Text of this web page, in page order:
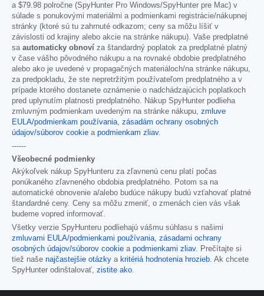
a $79.98 polročne (SpyHunter Pro Windows/SpyHunter pre Mac) v
súlade s ponukovými materiálmi a podmienkami registrácie/nákupnej
stránky (ktoré sú tu zahrnuté odkazom; ceny sa môžu líšiť v
závislosti od krajiny alebo akcie na stránke nákupu). Vaše predplatné
sa automaticky obnoví za štandardný poplatok za predplatné platný
v čase vášho pôvodného nákupu a na rovnaké obdobie predplatného
alebo ako je uvedené v propagačných materiáloch/na stránke nákupu,
za predpokladu, že ste nepretržitým používateľom predplatného a v
prípade ktorého dostanete oznámenie o nadchádzajúcich poplatkoch
pred uplynutím platnosti predplatného. Nákup SpyHunter podlieha
zmluvným podmienkam uvedeným na stránke nákupu, zmluve
EULA/podmienkam používania, zásadám ochrany osobných
údajov/súborov cookie a podmienkam zliav.
------
Všeobecné podmienky
Akýkoľvek nákup SpyHunteru za zľavnenú cenu platí počas
ponúkaného zľavneného obdobia predplatného. Potom sa na
automatické obnovenie a/alebo budúce nákupy budú vzťahovať platné
štandardné ceny. Ceny sa môžu zmeniť, o zmenách cien vás však
budeme vopred informovať.
Všetky verzie SpyHunteru podliehajú vášmu súhlasu s našimi
zmluvami EULA/podmienkami používania, zásadami ochrany
osobných údajov/súborov cookie a podmienkami zliav. Prečítajte si
tiež naše najčastejšie otázky a kritériá hodnotenia hrozieb. Ak chcete
SpyHunter odinštalovať, zistite ako.